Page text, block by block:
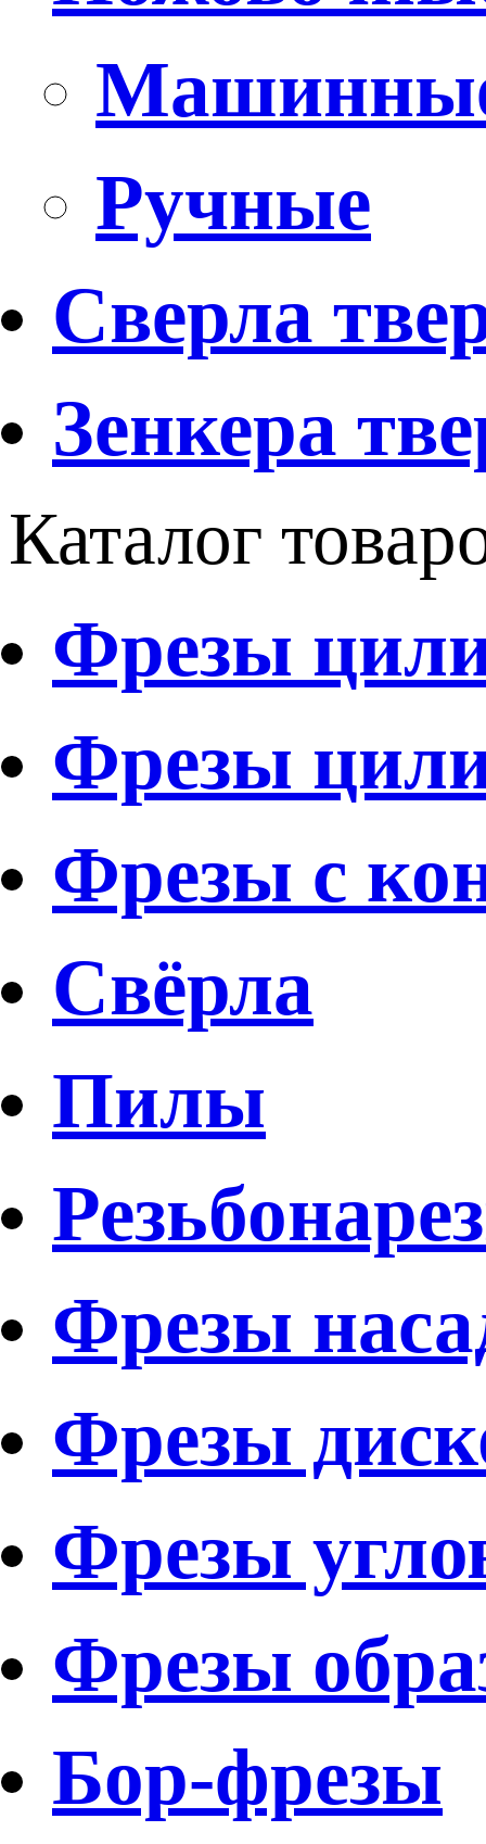
Ручные
Сверла
Зенкера
Каталог
Фрезы
Фрезы
Фрезы с
Свёрла
Пилы
Фрезы
Фрезы
Фрезы
Фрезы
Бор-фрезы